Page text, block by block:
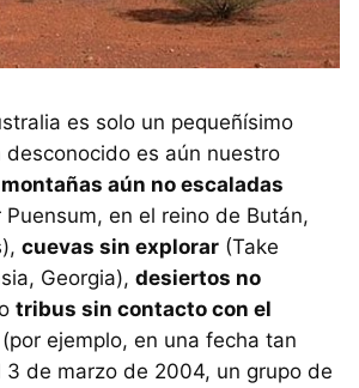
es solo un pequeñísimo
desconocido es aún nuestro
montañas aún no escaladas
Puensum, en el reino de Bután,
cuevas sin explorar (Take
Georgia), desiertos no
tribus sin contacto con el
(por ejemplo, en una fecha tan
3 de marzo de 2004, un grupo de